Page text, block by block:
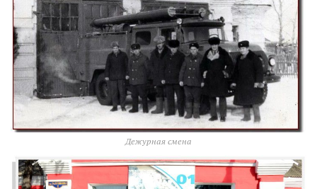
Дежурная смена